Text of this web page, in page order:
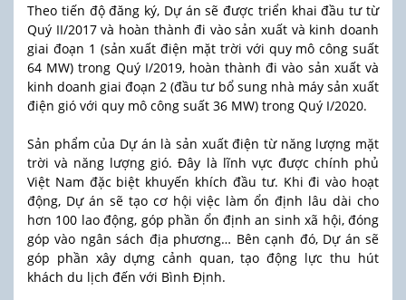
Theo tiến độ đăng ký, Dự án sẽ được triển khai đầu tư từ
Quý II/2017 và hoàn thành đi vào sản xuất và kinh doanh
giai đoạn 1 (sản xuất điện mặt trời với quy mô công suất
64 MW) trong Quý I/2019, hoàn thành đi vào sản xuất và
kinh doanh giai đoạn 2 (đầu tư bổ sung nhà máy sản xuất
điện gió với quy mô công suất 36 MW) trong Quý I/2020.
Sản phẩm của Dự án là sản xuất điện từ năng lượng mặt
trời và năng lượng gió. Đây là lĩnh vực được chính phủ
Việt Nam đặc biệt khuyến khích đầu tư. Khi đi vào hoạt
động, Dự án sẽ tạo cơ hội việc làm ổn định lâu dài cho
hơn 100 lao động, góp phần ổn định an sinh xã hội, đóng
góp vào ngân sách địa phương… Bên cạnh đó, Dự án sẽ
góp phần xây dựng cảnh quan, tạo động lực thu hút
khách du lịch đến với Bình Định.